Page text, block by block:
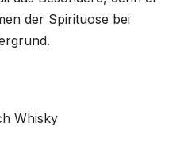
der Spirituose bei
Whisky